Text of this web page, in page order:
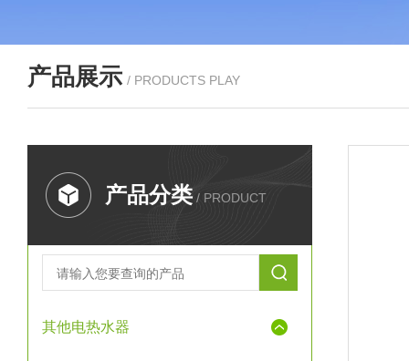
产品展示 / PRODUCTS PLAY
产品分类 / PRODUCT
其他电热水器